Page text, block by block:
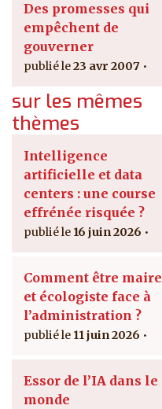
Des promesses qui
empêchent de
gouverner
23 avr 2007
sur les mêmes
thèmes
Intelligence
artificielle et data
centers : une course
effrénée risquée ?
16 juin 2026
Comment être maire
et écologiste face à
l’administration ?
11 juin 2026
Essor de l’IA dans le
monde